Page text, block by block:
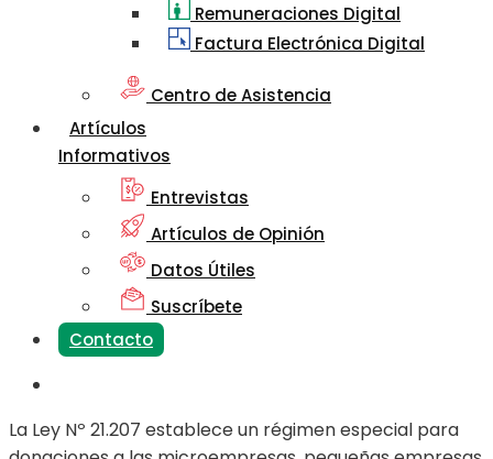
Remuneraciones Digital
Factura Electrónica Digital
Centro de Asistencia
Artículos
Informativos
Entrevistas
Artículos de Opinión
Datos Útiles
Suscríbete
Contacto
La Ley Nº 21.207 establece un régimen especial para